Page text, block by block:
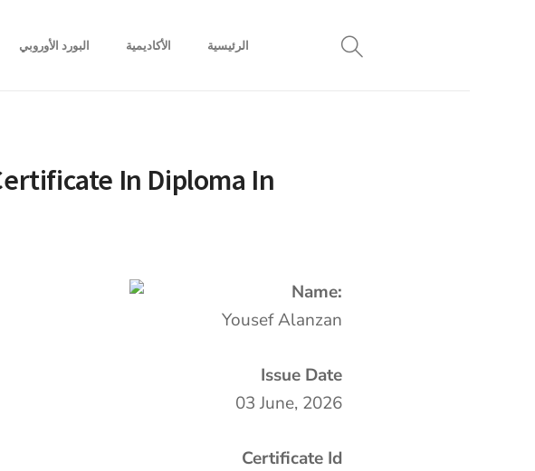
الرئيسية الأكاديمية البورد الأوروبي
In Diploma In
Name:
Yousef Alanzan
Issue Date
03 June, 2026
Certificate Id